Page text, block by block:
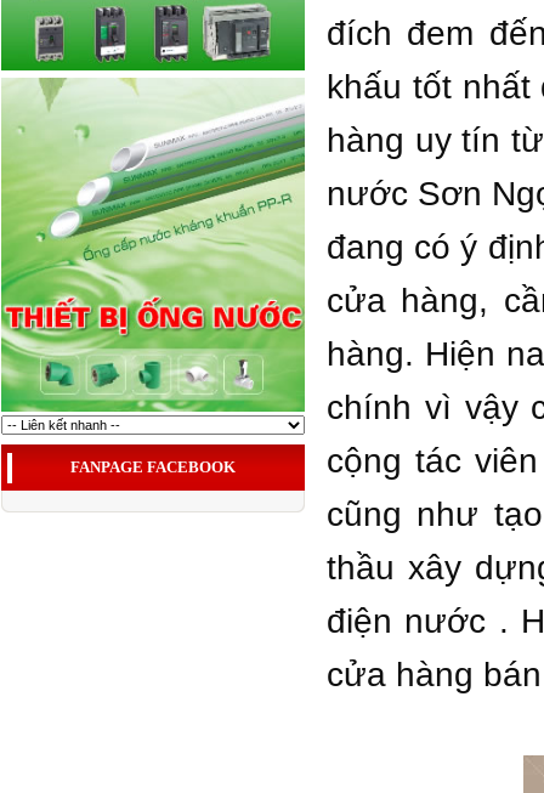
FANPAGE FACEBOOK
đích đem
khấu tốt nhất
hàng uy tín
nước Sơn
đang có ý
cửa hàng,
hàng. Hiện
chính vì vậy
cộng tác
cũng như
thầu xây
điện nước .
cửa hàng